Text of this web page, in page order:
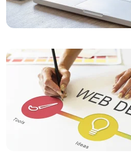
Kayseri'de Hızlı Web Sitesi
Profesyonel Çözümler
Gerekenler
SEO Başarı Hikayeleri: Web
SEO Kontrol Listesi: Web
Gerekenler
SEO Dönüşüm Hedefleri ve